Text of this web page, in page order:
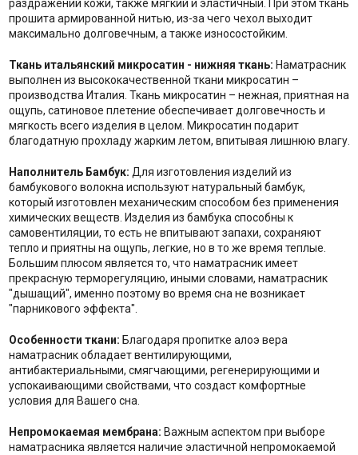
раздражений кожи, также мягкий и эластичный. При этом ткань
прошита армированной нитью, из-за чего чехол выходит
максимально долговечным, а также износостойким.
Ткань итальянский микросатин - нижняя ткань: Наматрасник
выполнен из высококачественной ткани микросатин –
производства Италия. Ткань микросатин – нежная, приятная на
ощупь, сатиновое плетение обеспечивает долговечность и
мягкость всего изделия в целом. Микросатин подарит
благодатную прохладу жарким летом, впитывая лишнюю влагу.
Наполнитель Бамбук: Для изготовления изделий из
бамбукового волокна используют натуральный бамбук,
который изготовлен механическим способом без применения
химических веществ. Изделия из бамбука способны к
самовентиляции, то есть не впитывают запахи, сохраняют
тепло и приятны на ощупь, легкие, но в то же время теплые.
Большим плюсом является то, что наматрасник имеет
прекрасную терморегуляцию, иными словами, наматрасник
"дышащий", именно поэтому во время сна не возникает
"парникового эффекта".
Особенности ткани: Благодаря пропитке алоэ вера
наматрасник обладает вентилирующими,
антибактериальными, смягчающими, регенерирующими и
успокаивающими свойствами, что создаст комфортные
условия для Вашего сна.
Непромокаемая мембрана: Важным аспектом при выборе
наматрасника является наличие эластичной непромокаемой